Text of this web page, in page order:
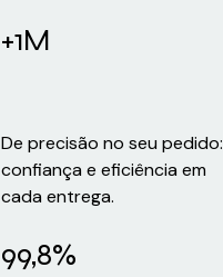
+1M
De precisão no seu pedido:
confiança e eficiência em
cada entrega.
99,8%